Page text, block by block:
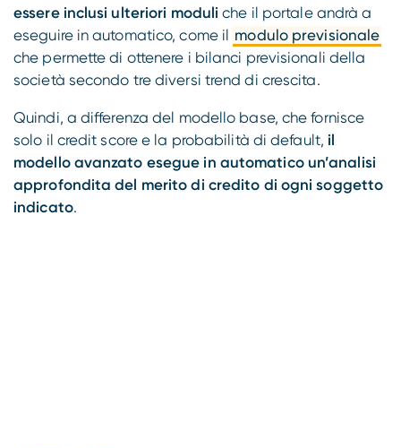
essere inclusi ulteriori moduli che il portale andrà a
eseguire in automatico, come il modulo previsionale
che permette di ottenere i bilanci previsionali della
società secondo tre diversi trend di crescita.
Quindi, a differenza del modello base, che fornisce
solo il credit score e la probabilità di default, il
modello avanzato esegue in automatico un’analisi
approfondita del merito di credito di ogni soggetto
indicato.